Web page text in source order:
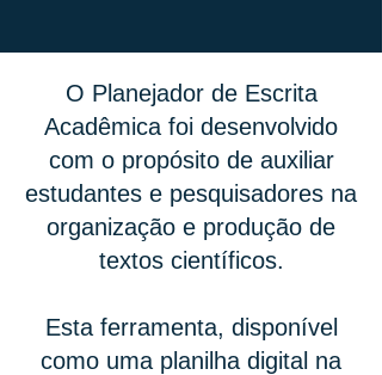
O Planejador de Escrita
Acadêmica foi desenvolvido
com o propósito de auxiliar
estudantes e pesquisadores na
organização e produção de
textos científicos.
Esta ferramenta, disponível
como uma planilha digital na